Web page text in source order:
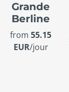
Grande
Berline
from 55.15
EUR/jour